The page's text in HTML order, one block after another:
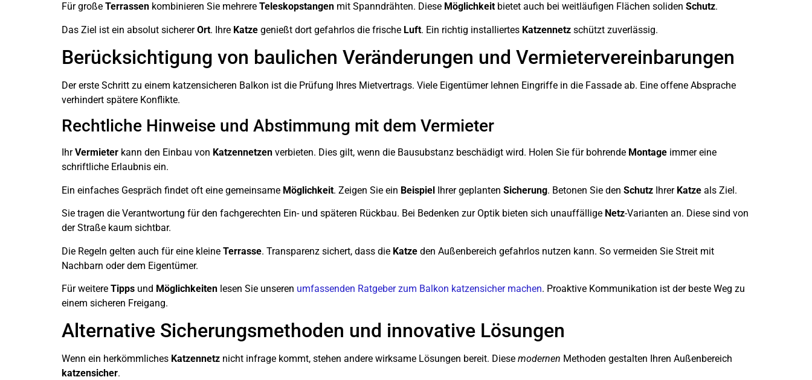
Für große Terrassen kombinieren Sie mehrere Teleskopstangen mit Spanndrähten. Diese Möglichkeit bietet auch bei weitläufigen Flächen soliden Schutz.
Das Ziel ist ein absolut sichererOrt. Ihre Katze genießt dort gefahrlos die frische Luft. Ein richtig installiertes Katzennetz schützt zuverlässig.
Berücksichtigung von baulichen Veränderungen und Vermietervereinbarungen
Der erste Schritt zu einem katzensicheren Balkon ist die Prüfung Ihres Mietvertrags. Viele Eigentümer lehnen Eingriffe in die Fassade ab. Eine offene Absprache
verhindert spätere Konflikte.
Rechtliche Hinweise und Abstimmung mit dem Vermieter
IhrVermieter kann den Einbau von Katzennetzen verbieten. Dies gilt, wenn die Bausubstanz beschädigt wird. Holen Sie für bohrende Montage immer eine
schriftliche Erlaubnis ein.
Ein einfaches Gespräch findet oft eine gemeinsame Möglichkeit. Zeigen Sie ein Beispiel Ihrer geplanten Sicherung. Betonen Sie den Schutz Ihrer Katze als Ziel.
Sie tragen die Verantwortung für den fachgerechten Ein- und späteren Rückbau. Bei Bedenken zur Optik bieten sich unauffällige Netz-Varianten an. Diese sind von
der Straße kaum sichtbar.
Die Regeln gelten auch für eine kleine Terrasse. Transparenz sichert, dass die Katze den Außenbereich gefahrlos nutzen kann. So vermeiden Sie Streit mit
Nachbarn oder dem Eigentümer.
Für weitere Tipps und Möglichkeiten lesen Sie unseren umfassenden Ratgeber zum Balkon katzensicher machen. Proaktive Kommunikation ist der beste Weg zu
einem sicheren Freigang.
Alternative Sicherungsmethoden und innovative Lösungen
Wenn ein herkömmliches Katzennetz nicht infrage kommt, stehen andere wirksame Lösungen bereit. Diese modernen Methoden gestalten Ihren Außenbereich
katzensicher.